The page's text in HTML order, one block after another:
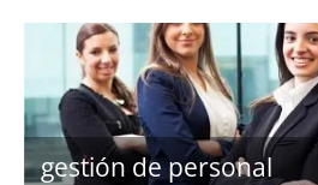
gestión de personal